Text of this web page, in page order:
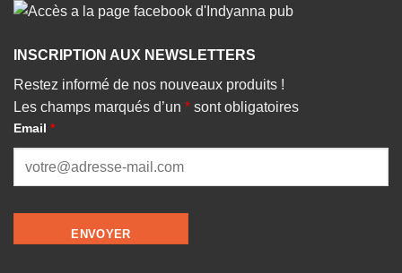
INSCRIPTION AUX NEWSLETTERS
Restez informé de nos nouveaux produits !
Les champs marqués d’un * sont obligatoires
Email *